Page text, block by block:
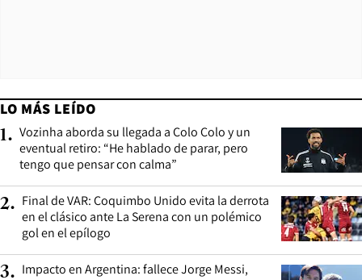
LO MÁS LEÍDO
1. Vozinha aborda su llegada a Colo Colo y un
eventual retiro: “He hablado de parar, pero
tengo que pensar con calma”
2. Final de VAR: Coquimbo Unido evita la derrota
en el clásico ante La Serena con un polémico
gol en el epílogo
3. Impacto en Argentina: fallece Jorge Messi,